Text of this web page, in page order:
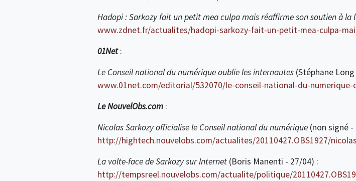
Hadopi : Sarkozy fait un petit mea culpa mais réaffirme son soutien à la
www.zdnet.fr/actualites/hadopi-sarkozy-fait-un-petit-mea-culpa-
01Net:
Le Conseil national du numérique oublie les internautes(Stéphane Long
www.01net.com/editorial/532070/le-conseil-national-du-
Le NouvelObs.com:
Nicolas Sarkozy officialise le Conseil national du numérique(non signé -
http://hightech.nouvelobs.com/actualites/20110427.OBS1927/
La volte-face de Sarkozy sur Internet(Boris Manenti - 27/04) :
http://tempsreel.nouvelobs.com/actualite/politique/